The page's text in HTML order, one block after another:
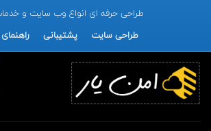
طراحی حرفه ای انواع وب سایت و
طراحی سایت
پشتیبانی